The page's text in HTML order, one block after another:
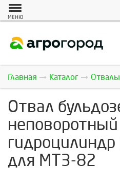
МЕНЮ
Главная Каталог Отвалы
Отвал
для МТЗ-82